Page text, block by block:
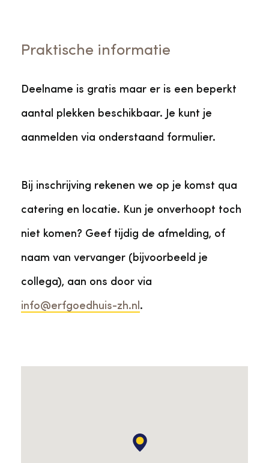
Praktische informatie
Deelname is gratis maar er is een beperkt
aantal plekken beschikbaar. Je kunt je
aanmelden via onderstaand formulier.
Bij inschrijving rekenen we op je komst qua
catering en locatie. Kun je onverhoopt toch
niet komen? Geef tijdig de afmelding, of
naam van vervanger (bijvoorbeeld je
collega), aan ons door via
info@erfgoedhuis-zh.nl .